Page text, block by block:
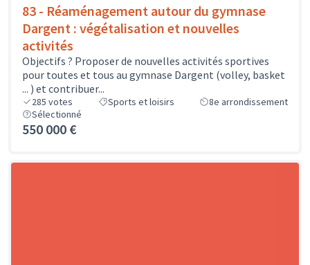
83 - Réaménagement autour du gymnase
Dargent : végétalisation et nouvelles
activités
Objectifs ? Proposer de nouvelles activités sportives
pour toutes et tous au gymnase Dargent (volley, basket
... ) et contribuer...
285 votes Sports et loisirs
8e arrondissement
Sélectionné
550 000 €